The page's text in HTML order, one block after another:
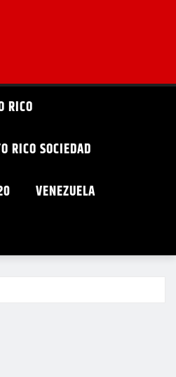
RICO
RICO SOCIEDAD
VENEZUELA